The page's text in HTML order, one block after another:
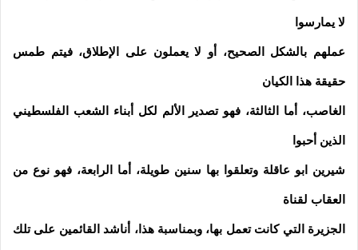
لا يمارسوا
عملهم بالشكل الصحيح، أو لا يعملون على الإطلاق، فيتم طمس
حقيقة هذا الكيان
الغاصب، أما الثالثة، فهو تصدير الألم لكل أبناء الشعب الفلسطيني
الذين أحبوا
شيرين ابو عاقلة وتعلقوا بها سنين طويلة، أما الرابعة، فهو نوع من
العقاب لقناة
الجزيرة التي كانت تعمل بها، وبمناسبة هذا، أناشد القائمين على تلك